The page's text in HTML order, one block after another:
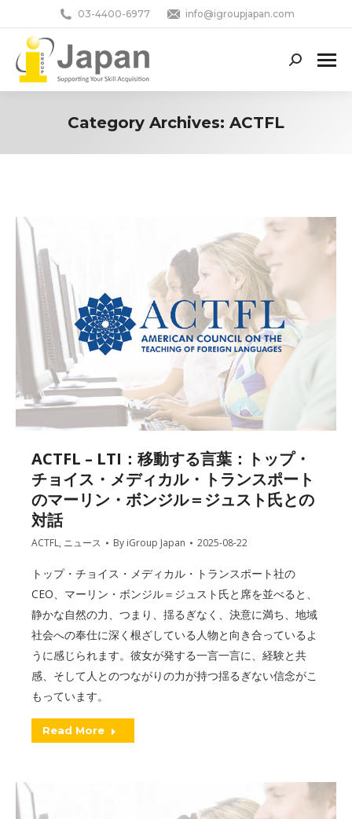
03-4400-6977 info@igroupjapan.com
Search:
Category Archives: ACTFL
ACTFL – LTI：移動する言葉：トップ・
チョイス・メディカル・トランスポート
のマーリン・ボンジル＝ジュスト氏との
対話
ACTFL, ニュース By iGroup Japan 2025-08-22
トップ・チョイス・メディカル・トランスポート社の
CEO、マーリン・ボンジル＝ジュスト氏と席を並べると、
静かな自然の力、つまり、揺るぎなく、決意に満ち、地域
社会への奉仕に深く根ざしている人物と向き合っているよ
うに感じられます。彼女が発する一言一言に、経験と共
感、そして人とのつながりの力が持つ揺るぎない信念がこ
もっています。
Read More